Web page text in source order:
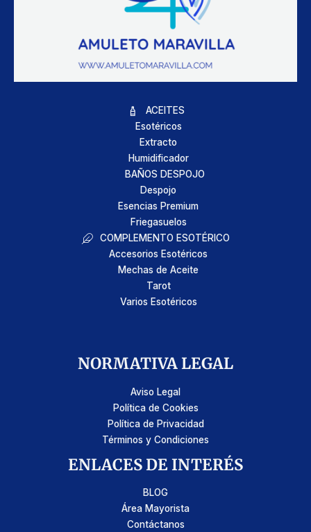
ACEITES
Esotéricos
Extracto
Humidificador
BAÑOS DESPOJO
Despojo
Esencias Premium
Friegasuelos
COMPLEMENTO ESOTÉRICO
Accesorios Esotéricos
Mechas de Aceite
Tarot
Varios Esotéricos
NORMATIVA LEGAL
Aviso Legal
Política de Cookies
Política de Privacidad
Términos y Condiciones
ENLACES DE INTERÉS
BLOG
Área Mayorista
Contáctanos